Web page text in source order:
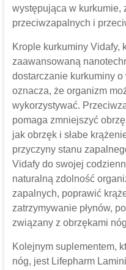
występująca w kurkumie,
przeciwzapalnych i
Krople kurkuminy Vidafy,
zaawansowaną
dostarczanie kurkuminy
oznacza, że ​​organizm
wykorzystywać.
pomaga zmniejszyć
jak obrzęk i słabe
przyczyny stanu
Vidafy do swojej
naturalną zdolność
zapalnych, poprawić
zatrzymywanie płynów,
związany z obrzękami
Kolejnym suplementem,
nóg, jest Lifepharm